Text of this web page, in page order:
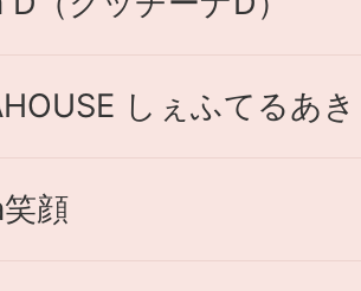
しぇふてるあき
顔